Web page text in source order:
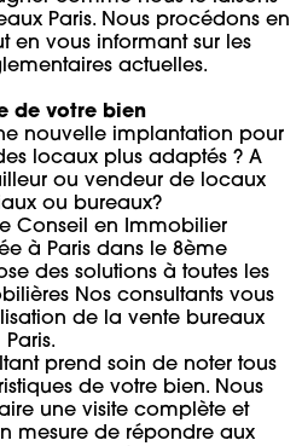
Paris. Nous procédons en
en vous informant sur les
actuelles.
de votre bien
nouvelle implantation pour
locaux plus adaptés ? A
ou vendeur de locaux
ou bureaux?
Conseil en Immobilier
à Paris dans le 8ème
des solutions à toutes les
Nos consultants vous
de la vente bureaux
Paris.
prend soin de noter tous
de votre bien. Nous
une visite complète et
mesure de répondre aux